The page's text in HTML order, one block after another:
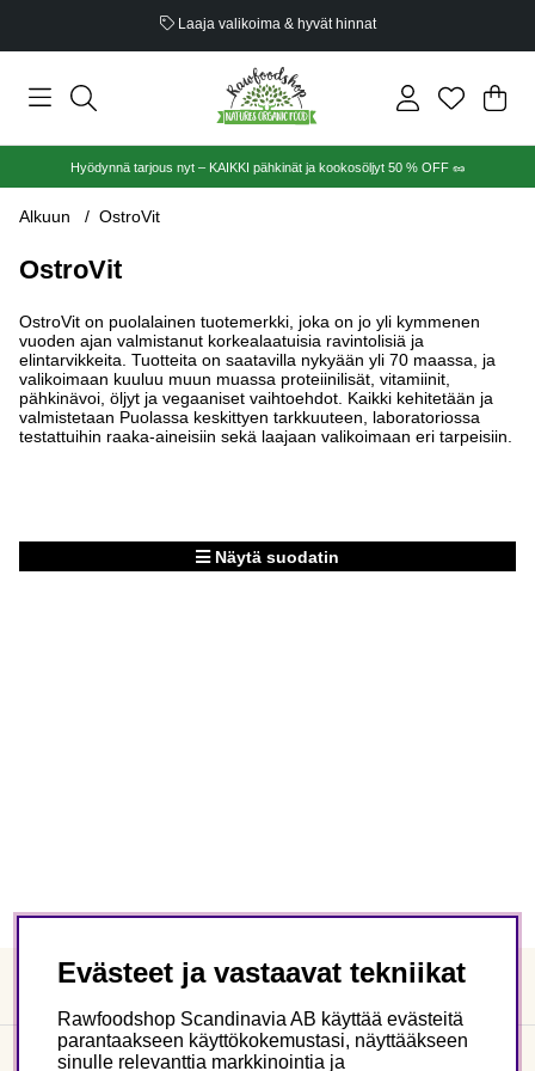
Laaja valikoima & hyvät hinnat
.
Hyödynnä tarjous nyt – KAIKKI pähkinät ja kookosöljyt 50 % OFF 🥜
Alkuun OstroVit
OstroVit
OstroVit on puolalainen tuotemerkki, joka on jo yli kymmenen
vuoden ajan valmistanut korkealaatuisia ravintolisiä ja
elintarvikkeita. Tuotteita on saatavilla nykyään yli 70 maassa, ja
valikoimaan kuuluu muun muassa proteiinilisät, vitamiinit,
pähkinävoi, öljyt ja vegaaniset vaihtoehdot. Kaikki kehitetään ja
valmistetaan Puolassa keskittyen tarkkuuteen, laboratoriossa
testattuihin raaka-aineisiin sekä laajaan valikoimaan eri tarpeisiin.
Näytä suodatin
Evästeet ja vastaavat tekniikat
Rawfoodshop Scandinavia AB käyttää evästeitä
parantaakseen käyttökokemustasi, näyttääkseen
sinulle relevanttia markkinointia ja